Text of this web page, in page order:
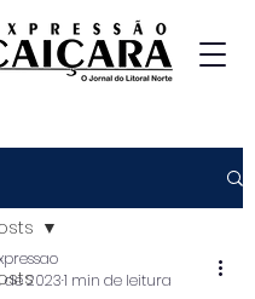
de 20231 min de leitura